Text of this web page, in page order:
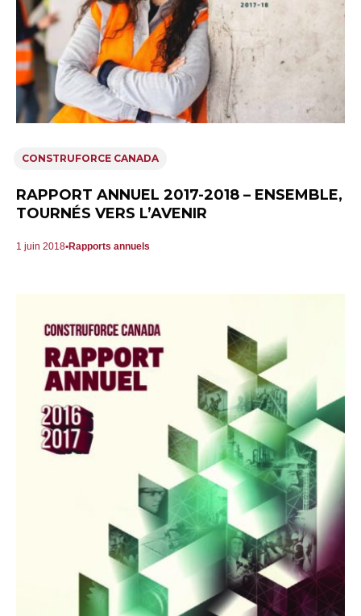
CONSTRUFORCE CANADA
RAPPORT ANNUEL 2017-2018 – ENSEMBLE,
TOURNÉS VERS L’AVENIR
1 juin 2018 Rapports annuels